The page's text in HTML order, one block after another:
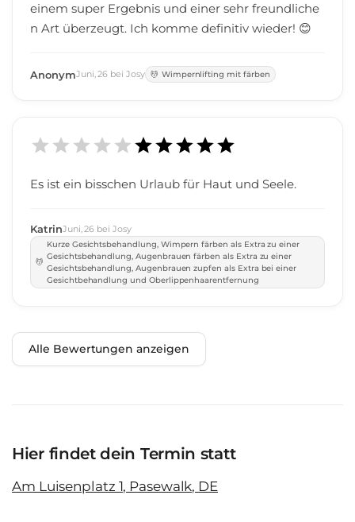
einem super Ergebnis und einer sehr freundliche
n Art überzeugt. Ich komme definitiv wieder! 😊
AnonymJuni,26 beiJosy Wimpernlifting mit färben
Es ist ein bisschen Urlaub für Haut und Seele.
KatrinJuni ,26 beiJosy
Kurze Gesichtsbehandlung, Wimpern färben als Extra zu einer
Gesichtsbehandlung, Augenbrauen färben als Extra zu einer
Gesichtsbehandlung, Augenbrauen zupfen als Extra bei einer
Gesichtbehandlung und Oberlippenhaarentfernung
Alle Bewertungen anzeigen
Hier findet dein Termin statt
Am Luisenplatz 1, Pasewalk, DE